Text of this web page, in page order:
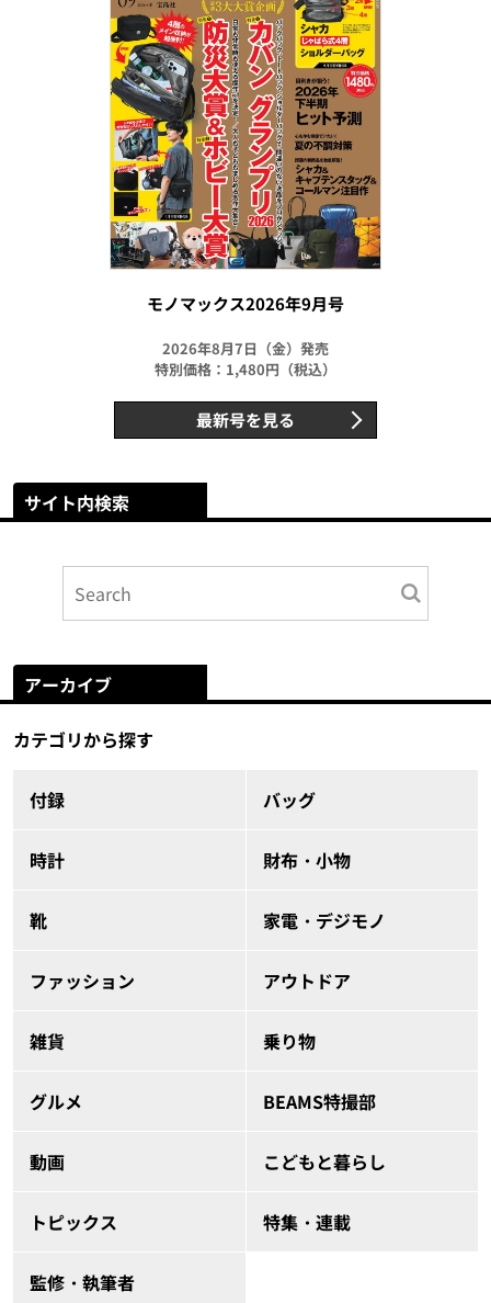
モノマックス2026年9月号
2026年8月7日（金）発売
特別価格：1,480円（税込）
最新号を見る
サイト内検索
アーカイブ
カテゴリから探す
付録 バッグ
時計 財布・小物
靴 家電・デジモノ
ファッション アウトドア
雑貨 乗り物
グルメ BEAMS特撮部
動画 こどもと暮らし
トピックス 特集・連載
監修・執筆者